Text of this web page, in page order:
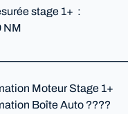
stage 1+ :
NM
Moteur Stage 1+
Boîte Auto ????